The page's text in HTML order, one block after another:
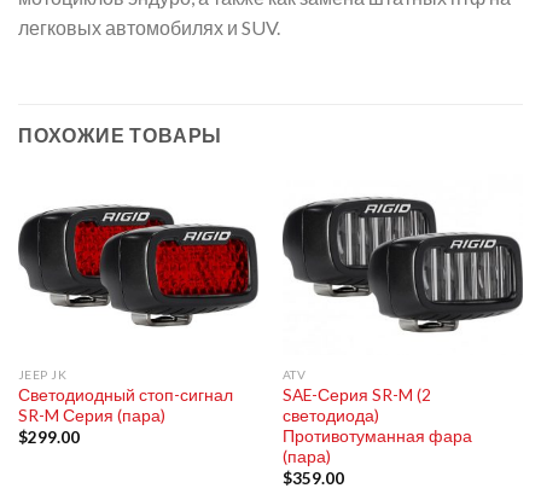
легковых автомобилях и SUV.
ПОХОЖИЕ ТОВАРЫ
JEEP JK
Светодиодный стоп-сигнал
SR-M Серия (пара)
$299.00
ATV
SAE-Серия SR-M (2
светодиода)
Противотуманная фара
(пара)
$359.00